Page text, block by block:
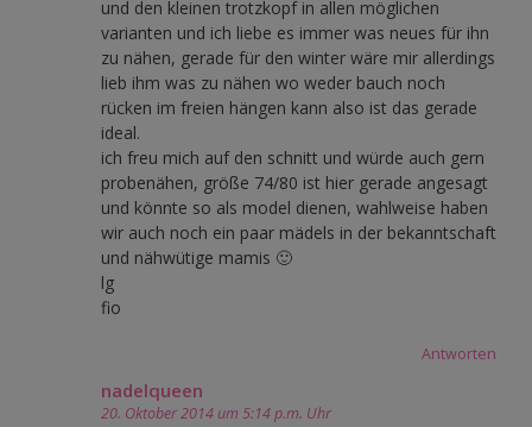
und den kleinen trotzkopf in allen möglichen
varianten und ich liebe es immer was neues für ihn
zu nähen, gerade für den winter wäre mir allerdings
lieb ihm was zu nähen wo weder bauch noch
rücken im freien hängen kann also ist das gerade
ideal.
ich freu mich auf den schnitt und würde auch gern
probenähen, größe 74/80 ist hier gerade angesagt
und könnte so als model dienen, wahlweise haben
wir auch noch ein paar mädels in der bekanntschaft
und nähwütige mamis 🙂
lg
fio
Antworten
nadelqueen
20. Oktober 2014 um 5:14 p.m. Uhr